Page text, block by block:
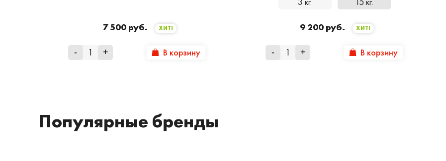
7 500 руб. ХИТ!
- + В корзину
9 200 руб. ХИТ!
- + В корзину
Популярные бренды